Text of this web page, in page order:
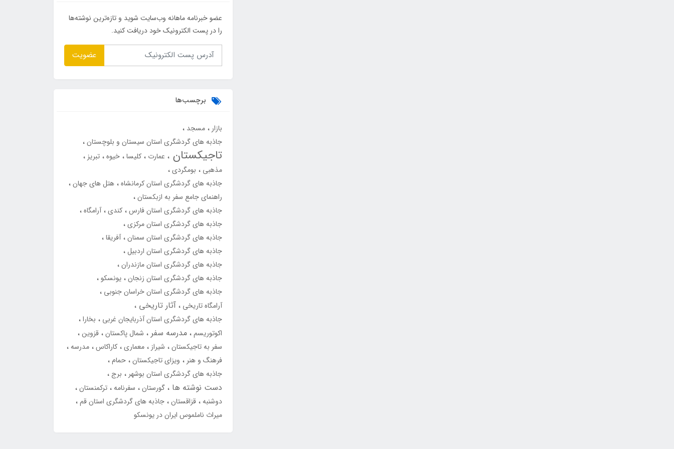
عضو خبرنامه ماهانه وب‌سایت شوید و تازه‌ترین نوشته‌ها
را در پست الکترونیک خود دریافت کنید.
عضویت
برچسب‌ها
بازار مسجد
جاذبه های گردشگری استان سیستان و بلوچستان
تاجیکستان عمارت کلیسا خیوه تبریز
مذهبی بومگردی
جاذبه های گردشگری استان کرمانشاه هتل های جهان
راهنمای جامع سفر به ازبکستان
جاذبه های گردشگری استان فارس کندی آرامگاه
جاذبه های گردشگری استان مرکزی
جاذبه های گردشگری استان سمنان آفریقا
جاذبه های گردشگری استان اردبیل
جاذبه های گردشگری استان مازندران
جاذبه های گردشگری استان زنجان یونسکو
جاذبه های گردشگری استان خراسان جنوبی
آرامگاه تاریخی آثار تاریخی
جاذبه های گردشگری استان آذربایجان غربی بخارا
اکوتوریسم مدرسه سفر شمال پاکستان قزوین
سفر به تاجیکستان شیراز معماری کاراکاس مدرسه
فرهنگ و هنر ویزای تاجیکستان حمام
جاذبه های گردشگری استان بوشهر برج
دست نوشته ها گورستان سفرنامه ترکمنستان
دوشنبه قزاقستان جاذبه های گردشگری استان قم
میراث ناملموس ایران در یونسکو